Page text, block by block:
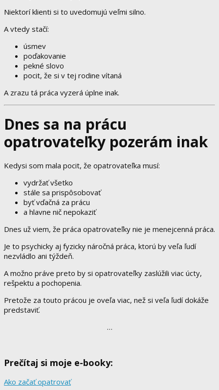
Niektorí klienti si to uvedomujú veľmi silno.
A vtedy stačí:
úsmev
poďakovanie
pekné slovo
pocit, že si v tej rodine vítaná
A zrazu tá práca vyzerá úplne inak.
Dnes sa na prácu
opatrovateľky pozerám inak
Kedysi som mala pocit, že opatrovateľka musí:
vydržať všetko
stále sa prispôsobovať
byť vďačná za prácu
a hlavne nič nepokaziť
Dnes už viem, že práca opatrovateľky nie je menejcenná práca.
Je to psychicky aj fyzicky náročná práca, ktorú by veľa ľudí
nezvládlo ani týždeň.
A možno práve preto by si opatrovateľky zaslúžili viac úcty,
rešpektu a pochopenia.
Pretože za touto prácou je oveľa viac, než si veľa ľudí dokáže
predstaviť.
…
Prečítaj si moje e-booky:
Ako začať opatrovať